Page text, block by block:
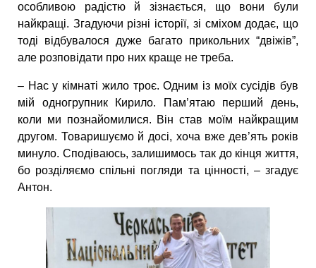
особливою радістю й зізнається, що вони були
найкращі. Згадуючи різні історії, зі сміхом додає, що
тоді відбувалося дуже багато прикольних “двіжів”,
але розповідати про них краще не треба.
– Нас у кімнаті жило троє. Одним із моїх сусідів був
мій одногрупник Кирило. Пам’ятаю перший день,
коли ми познайомилися. Він став моїм найкращим
другом. Товаришуємо й досі, хоча вже дев’ять років
минуло. Сподіваюсь, залишимось так до кінця життя,
бо розділяємо спільні погляди та цінності, – згадує
Антон.